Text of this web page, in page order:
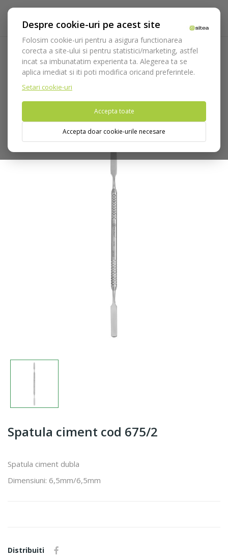
Despre cookie-uri pe acest site
Folosim cookie-uri pentru a asigura functionarea
corecta a site-ului si pentru statistici/marketing, astfel
incat sa imbunatatim experienta ta. Alegerea ta se
aplica imediat si iti poti modifica oricand preferintele.
Setari cookie-uri
Accepta toate
Accepta doar cookie-urile necesare
Acasa Laborator Instrumentar laborator
Spatule ciment
Spatula ciment cod 675/2
Nu puteti plasa comenzi din tara din care accesati website-ul
Spatula ciment cod 675/2
Spatula ciment dubla
Dimensiuni: 6,5mm/6,5mm
Distribuiti